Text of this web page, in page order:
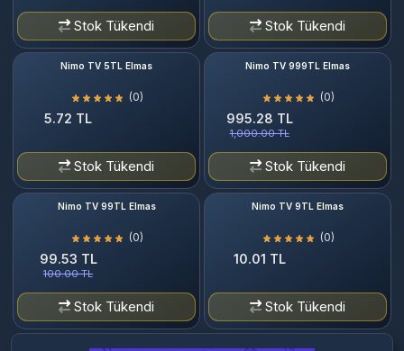
Stok Tükendi Stok Tükendi
Nimo TV 5TL Elmas
(0)
5.72 TL
Stok Tükendi
Nimo TV 999TL Elmas
(0)
995.28 TL
1,000.00 TL
Stok Tükendi
Nimo TV 99TL Elmas
(0)
99.53 TL
100.00 TL
Stok Tükendi
Nimo TV 9TL Elmas
(0)
10.01 TL
Stok Tükendi